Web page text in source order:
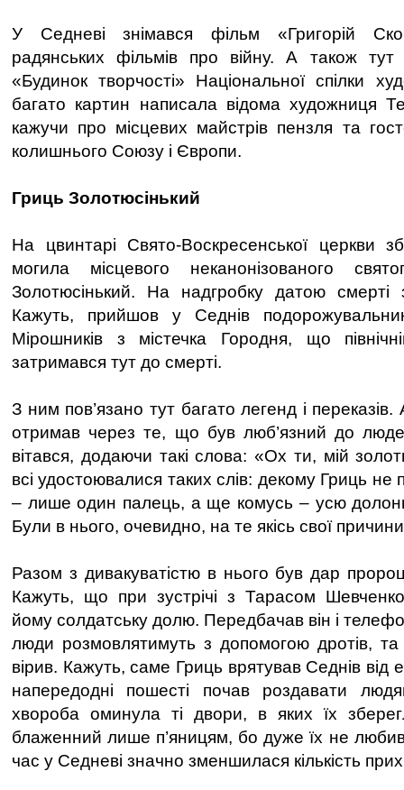
У Седневі знімався фільм «Григорій
радянських фільмів про війну. А також
«Будинок творчості» Національної спілки
багато картин написала відома художниця
кажучи про місцевих майстрів пензля та
колишнього Союзу і Європи.
Гриць Золотюсінький
На цвинтарі Свято-Воскресенської церкви
могила місцевого неканонізованого
Золотюсінький. На надгробку датою смерті
Кажуть, прийшов у Седнів
Мірошників з містечка Городня, що
затримався тут до смерті.
З ним пов’язано тут багато легенд і переказів.
отримав через те, що був люб’язний до
вітався, додаючи такі слова: «Ох ти, мій
всі удостоювалися таких слів: декому Гриць не
– лише один палець, а ще комусь – усю
Були в нього, очевидно, на те якісь свої
Разом з дивакуватістю в нього був дар
Кажуть, що при зустрічі з Тарасом
йому солдатську долю. Передбачав він і
люди розмовлятимуть з допомогою дротів,
вірив. Кажуть, саме Гриць врятував Седнів від
напередодні пошесті почав роздавати
хвороба оминула ті двори, в яких їх
блаженний лише п’яницям, бо дуже їх не
час у Седневі значно зменшилася кількість